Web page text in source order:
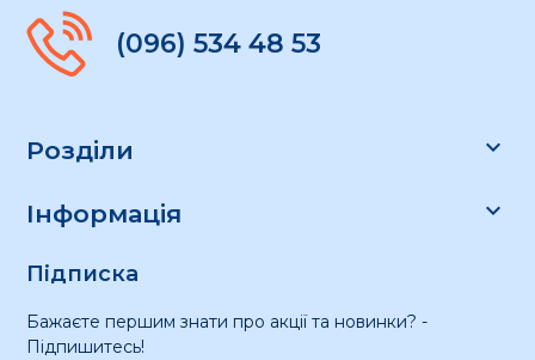
(096) 534 48 53
Розділи 
Інформація 
Підписка
Бажаєте першим знати про акції та новинки? -
Підпишитесь!